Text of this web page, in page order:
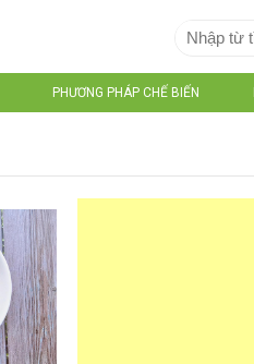
PHƯƠNG PHÁP CHẾ BIẾN